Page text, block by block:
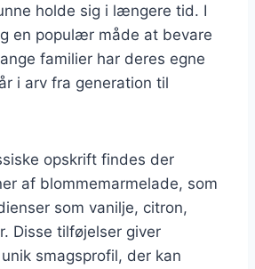
holde sig i længere tid. I
en populær måde at bevare
familier har deres egne
i arv fra generation til
opskrift findes der
af blommemarmelade, som
som vanilje, citron,
Disse tilføjelser giver
smagsprofil, der kan